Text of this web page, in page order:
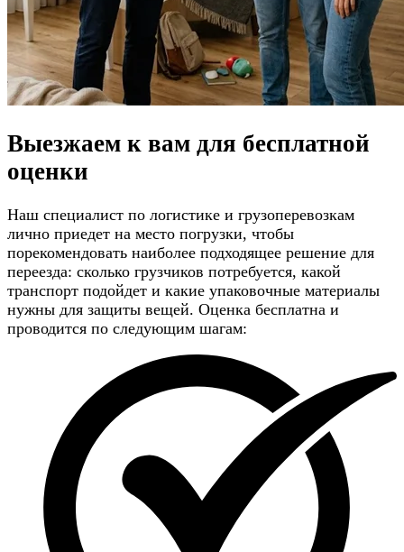
Выезжаем к вам для бесплатной
оценки
Наш специалист по логистике и грузоперевозкам
лично приедет на место погрузки, чтобы
порекомендовать наиболее подходящее решение для
переезда: сколько грузчиков потребуется, какой
транспорт подойдет и какие упаковочные материалы
нужны для защиты вещей. Оценка бесплатна и
проводится по следующим шагам: